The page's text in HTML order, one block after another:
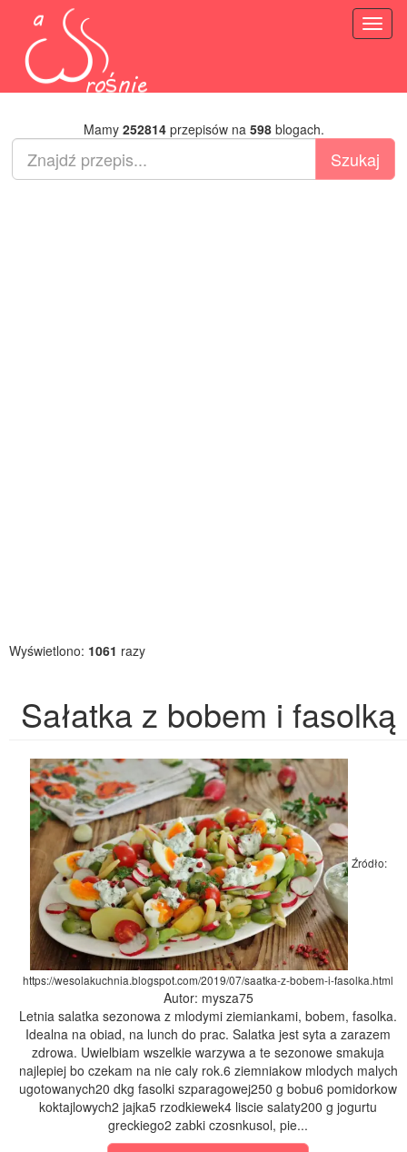
Mamy 252814przepisów na 598blogach.
Wyświetlono: 1061 razy
Sałatka z bobem i fasolką
Źródło:
https://wesolakuchnia.blogspot.com/2019/07/saatka-z-bobem-i-fasolka.html
Autor: mysza75
Letnia salatka sezonowa z mlodymi ziemiankami, bobem, fasolka.
Idealna na obiad, na lunch do prac. Salatka jest syta a zarazem
zdrowa. Uwielbiam wszelkie warzywa a te sezonowe smakuja
najlepiej bo czekam na nie caly rok.6 ziemniakow mlodych malych
ugotowanych20 dkg fasolki szparagowej250 g bobu6 pomidorkow
koktajlowych2 jajka5 rzodkiewek4 liscie salaty200 g jogurtu
greckiego2 zabki czosnkusol, pie...